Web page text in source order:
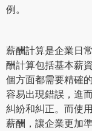
例。
薪酬計算是企業日
酬計算包括基本薪
個方面都需要精確
容易出現錯誤，進
糾紛和糾正。而使
薪酬，讓企業更加